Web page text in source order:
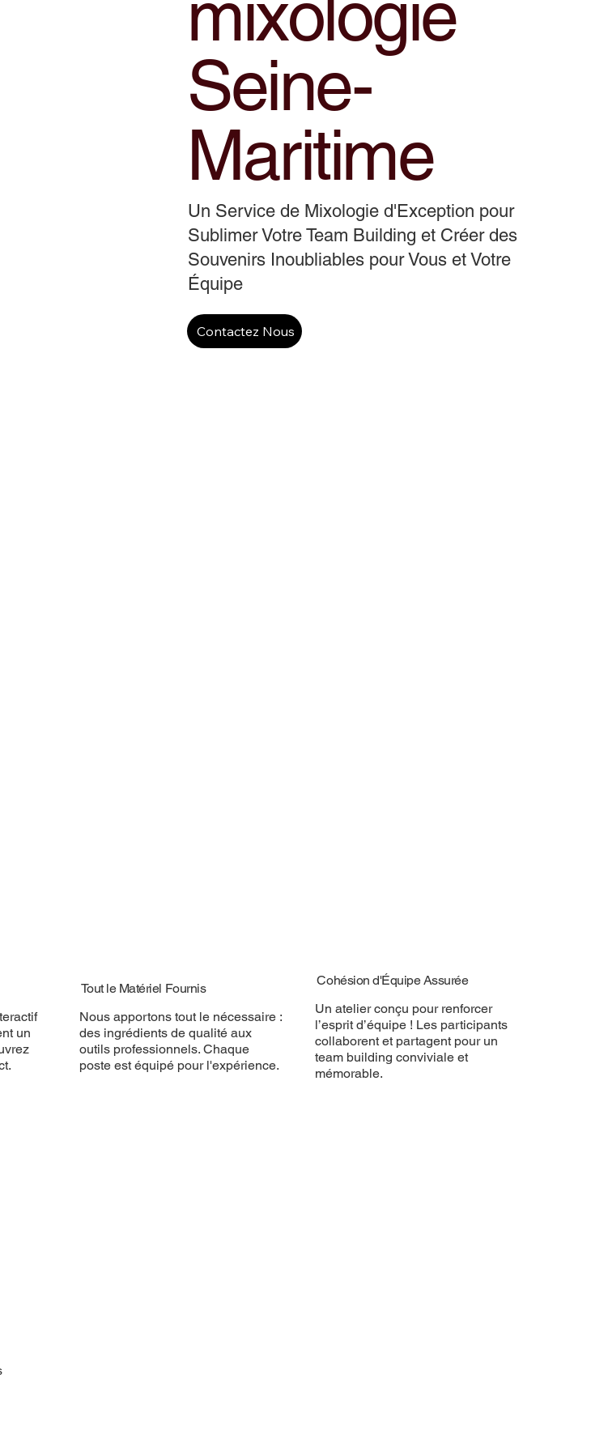
Seine-
Maritime
Un Service de Mixologie d'Exception pour
Sublimer Votre Team Building et Créer des
Souvenirs Inoubliables pour Vous et Votre
Équipe
Contactez Nous
un
Tout le Matériel Fournis
Nous apportons tout le nécessaire :
des ingrédients de qualité aux
outils professionnels. Chaque
poste est équipé pour l'expérience.
Cohésion d'Équipe Assurée
Un atelier conçu pour renforcer
l’esprit d’équipe ! Les participants
collaborent et partagent pour un
team building conviviale et
mémorable.